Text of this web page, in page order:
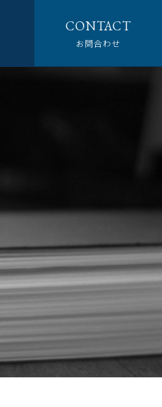
CONTACT
お問合わせ